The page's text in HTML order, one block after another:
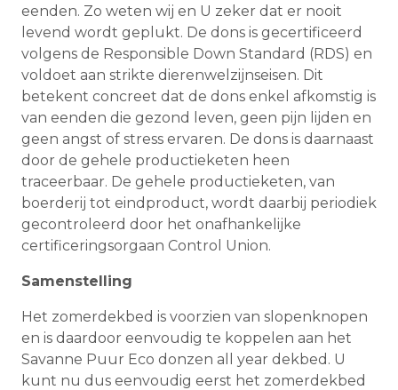
eenden. Zo weten wij en U zeker dat er nooit
levend wordt geplukt. De dons is gecertificeerd
volgens de Responsible Down Standard (RDS) en
voldoet aan strikte dierenwelzijnseisen. Dit
betekent concreet dat de dons enkel afkomstig is
van eenden die gezond leven, geen pijn lijden en
geen angst of stress ervaren. De dons is daarnaast
door de gehele productieketen heen
traceerbaar. De gehele productieketen, van
boerderij tot eindproduct, wordt daarbij periodiek
gecontroleerd door het onafhankelijke
certificeringsorgaan Control Union.
Samenstelling
Het zomerdekbed is voorzien van slopenknopen
en is daardoor eenvoudig te koppelen aan het
Savanne Puur Eco donzen all year dekbed. U
kunt nu dus eenvoudig eerst het zomerdekbed